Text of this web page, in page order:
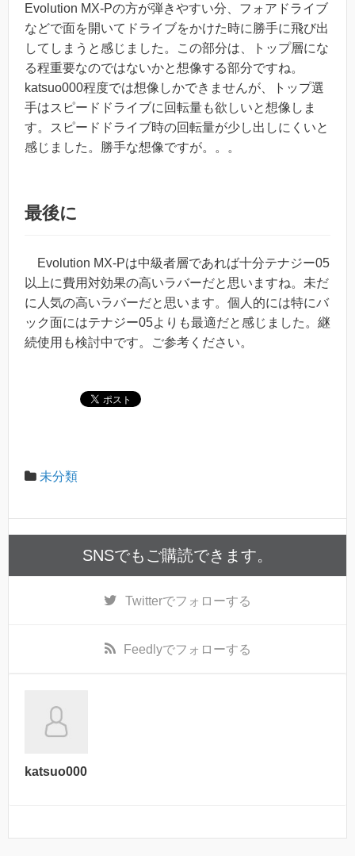
Evolution MX-Pの方が弾きやすい分、フォアドライブ
などで面を開いてドライブをかけた時に勝手に飛び出
してしまうと感じました。この部分は、トップ層にな
る程重要なのではないかと想像する部分ですね。
katsuo000程度では想像しかできませんが、トップ選
手はスピードドライブに回転量も欲しいと想像しま
す。スピードドライブ時の回転量が少し出しにくいと
感じました。勝手な想像ですが。。。
最後に
Evolution MX-Pは中級者層であれば十分テナジー05
以上に費用対効果の高いラバーだと思いますね。未だ
に人気の高いラバーだと思います。個人的には特にバ
ック面にはテナジー05よりも最適だと感じました。継
続使用も検討中です。ご参考ください。
未分類
SNSでもご購読できます。
Twitterでフォローする
Feedlyでフォローする
katsuo000